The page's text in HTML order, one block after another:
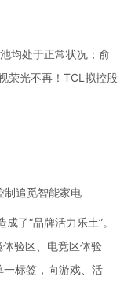
均处于正常状况；俞
荣光不再！TCL拟控股
制追觅智能家电
了“品牌活力乐土”。
验区、电竞区体验
标签，向游戏、活